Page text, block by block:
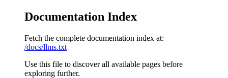
Documentation Index
Fetch the complete documentation index at:
/docs/llms.txt
Use this file to discover all available pages before
exploring further.